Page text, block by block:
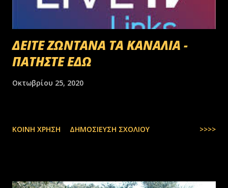
ΔΕΙΤΕ ΖΩΝΤΑΝΑ ΤΑ ΚΑΝΑΛΙΑ -
ΠΑΤΗΣΤΕ ΕΔΩ
Οκτωβρίου 25, 2020
ΚΟΙΝΉ ΧΡΉΣΗ ΔΗΜΟΣΊΕΥΣΗ ΣΧΟΛΊΟΥ >>>>